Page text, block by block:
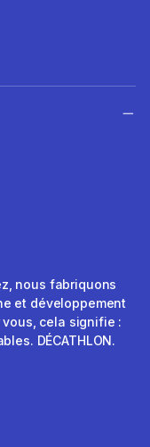
nous fabriquons
et développement
cela signifie :
DÉCATHLON.